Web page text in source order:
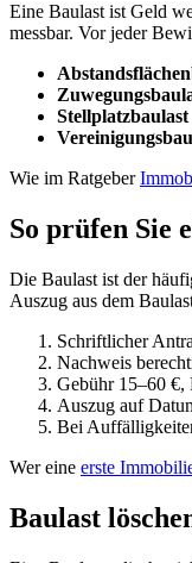
Eine Baulast ist Geld
messbar. Vor jeder
Stellplatzbaulast
Wie im Ratgeber
So prüfen Sie
Die Baulast ist der
Auszug aus dem
Schriftlicher
Nachweis
Gebühr 15–60 €,
Auszug auf
Bei
Wer eine erste
Baulast